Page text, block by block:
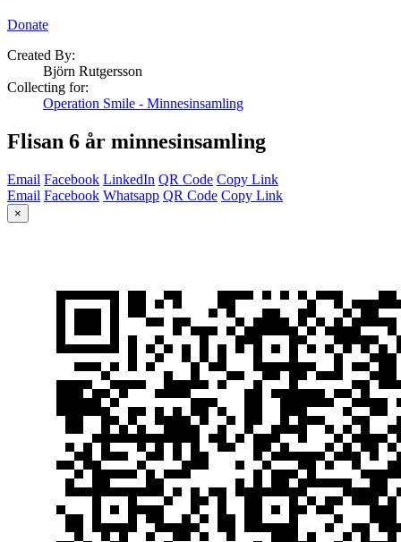
Donate
Created By:
Björn Rutgersson
Collecting for:
Operation Smile - Minnesinsamling
Flisan 6 år minnesinsamling
Email Facebook LinkedIn QR Code Copy Link
Email Facebook Whatsapp QR Code Copy Link
×